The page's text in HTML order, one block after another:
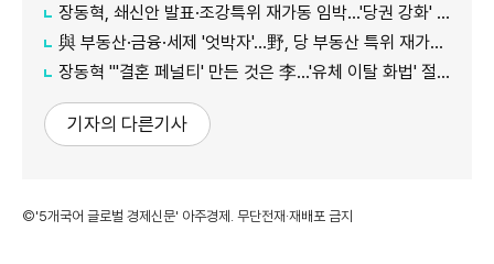
장동혁, 쇄신안 발표·조강특위 재가동 임박…'당권 강화' 도모
與 부동산·금융·세제 '엇박자'…野, 당 부동산 특위 재가동 등 '맹공'
장동혁 "'결혼 페널티' 만든 것은 李…'유체 이탈 화법' 절정"
기자의 다른기사
©'5개국어 글로벌 경제신문' 아주경제. 무단전재·재배포 금지